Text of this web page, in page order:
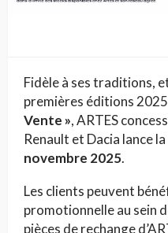
Fidèle à ses traditions,
premières éditions
Vente », ARTES
Renault et Dacia lance
novembre 2025.
Les clients peuvent
promotionnelle au sein
pièces de rechange